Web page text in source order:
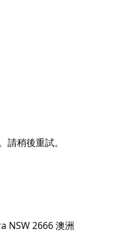
育標誌，為學生和其他觀
張野餐桌和 Centenary 湖
分。
其中包括金鱸、墨累鱈、
稍後重試。
NSW 2666 澳洲